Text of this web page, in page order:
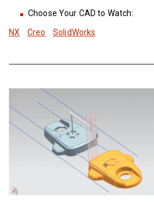
Choose Your CAD to Watch:
NX
Creo SolidWorks